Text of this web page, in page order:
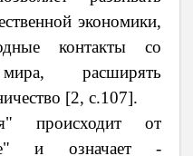
экономики,
контакты со
расширять
[2, c.107].
происходит от
и означает -